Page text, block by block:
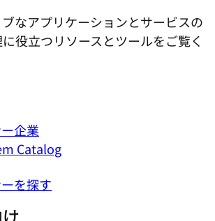
なアプリケーションとサービスの
役立つリソースとツールをご覧く
企業
Catalog
を探す